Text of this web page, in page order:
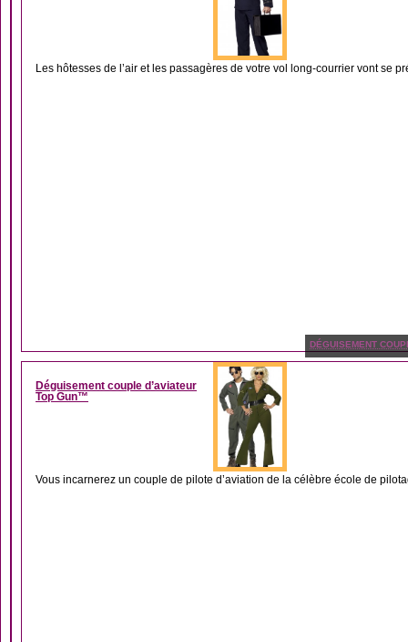
Les hôtesses de l’air et les passagères de votre vol long-courrier vont se
DÉGUISEMENT
Déguisement couple d’aviateur
Top Gun™
Vous incarnerez un couple de pilote d’aviation de la célèbre école de